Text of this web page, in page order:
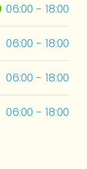
06:00 - 18:00
06:00 - 18:00
06:00 - 18:00
06:00 - 18:00